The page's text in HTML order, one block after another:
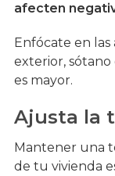
afecten
Enfócate en las
exterior, sótano
es mayor.
Ajusta la
Mantener una
de tu vivienda